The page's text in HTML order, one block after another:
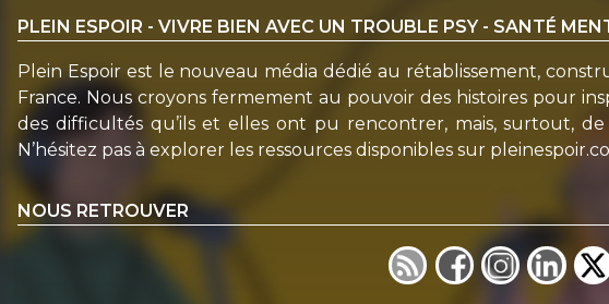
PLEIN ESPOIR - VIVRE BIEN AVEC UN TROUBLE PSY - SANTÉ
Plein Espoir est le nouveau média dédié au rétablissement,
France. Nous croyons fermement au pouvoir des histoires pour
des difficultés qu’ils et elles ont pu rencontrer, mais, surtout,
N’hésitez pas à explorer les ressources disponibles sur
NOUS RETROUVER